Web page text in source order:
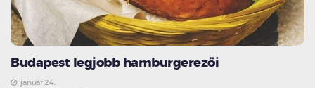
Budapest legjobb hamburgerezői
január 24.